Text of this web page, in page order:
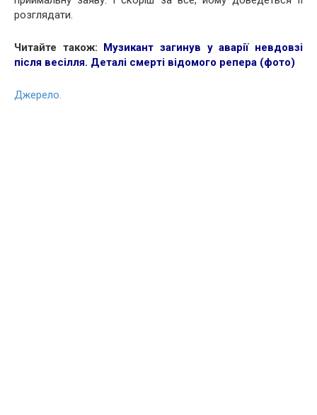
розглядати.
Читайте також: Музикант загинув у аварії невдовзі
після весілля. Деталі смерті відомого репера (фото)
Джерело.